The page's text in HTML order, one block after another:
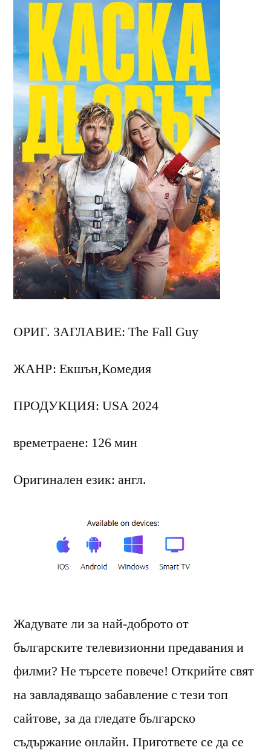
ОРИГ. ЗАГЛАВИЕ: The Fall Guy
ЖАНР: Екшън,Комедия
ПРОДУКЦИЯ: USA 2024
времетраене: 126 мин
Оригинален език: англ.
Жадувате ли за най-доброто от
българските телевизионни предавания и
филми? Не търсете повече! Открийте свят
на завладяващо забавление с тези топ
сайтове, за да гледате българско
съдържание онлайн. Пригответе се да се